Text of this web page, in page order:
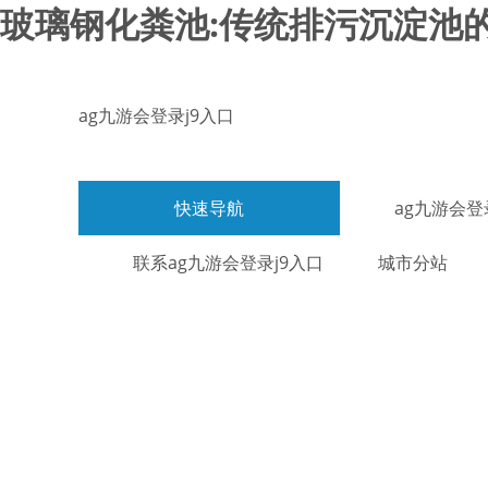
玻璃钢化粪池:传统排污沉淀池
ag九游会登录j9入口
快速导航 ag九游会
联系ag九游会登录j9入口 城市分站